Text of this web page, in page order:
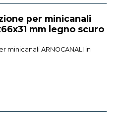
per minicanali
mm legno scuro
minicanali ARNOCANALI in